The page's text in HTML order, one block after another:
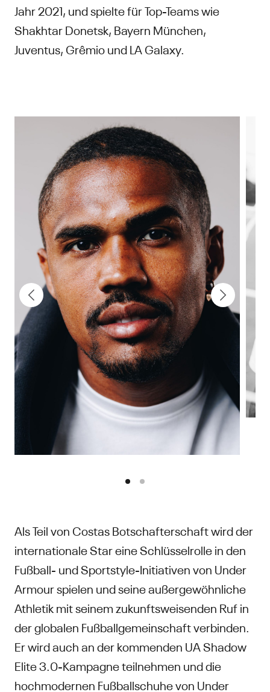
Jahr 2021, und spielte für Top-Teams wie
Shakhtar Donetsk, Bayern München,
Juventus, Grêmio und LA Galaxy.
Als Teil von Costas Botschafterschaft wird der
internationale Star eine Schlüsselrolle in den
Fußball- und Sportstyle-Initiativen von Under
Armour spielen und seine außergewöhnliche
Athletik mit seinem zukunftsweisenden Ruf in
der globalen Fußballgemeinschaft verbinden.
Er wird auch an der kommenden UA Shadow
Elite 3.0-Kampagne teilnehmen und die
hochmodernen Fußballschuhe von Under